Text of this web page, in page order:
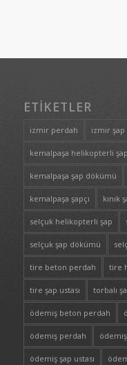
ETIKETLER
izmir perdah izmir
kemalpaşa helikopterli şap
kemalpaşa şap dökümü
kemalpaşa şapçı kınık
selçuk helikopterli şap
selçuk şap dökümü
tire beton perdah tire
tire şap ustası torbalı
ödemiş beton perdah
ödemiş perdah
ödemiş şap ustası